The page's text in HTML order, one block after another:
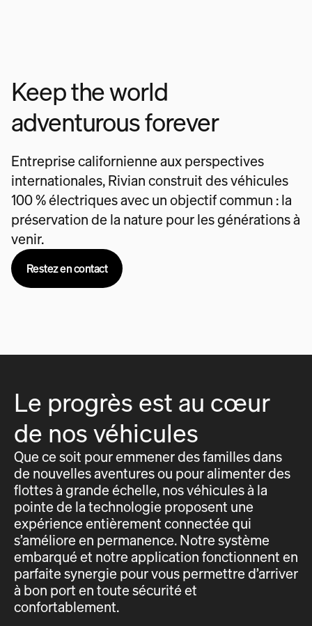
Keep the world
adventurous forever
Entreprise californienne aux perspectives
internationales, Rivian construit des véhicules
100 % électriques avec un objectif commun : la
préservation de la nature pour les générations à
venir.
Restez en contact
Le progrès est au cœur
de nos véhicules
Que ce soit pour emmener des familles dans
de nouvelles aventures ou pour alimenter des
flottes à grande échelle, nos véhicules à la
pointe de la technologie proposent une
expérience entièrement connectée qui
s’améliore en permanence. Notre système
embarqué et notre application fonctionnent en
parfaite synergie pour vous permettre d’arriver
à bon port en toute sécurité et
confortablement.